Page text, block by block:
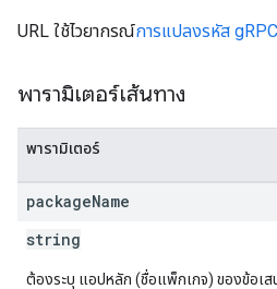
URL ใช้ไวยากรณ์การแปลงรหัส gRPC
พารามิเตอร์เส้นทาง
พารามิเตอร์
packageName
string
ต้องระบุ แอปหลัก (ชื่อแพ็กเกจ) ของข้อเส